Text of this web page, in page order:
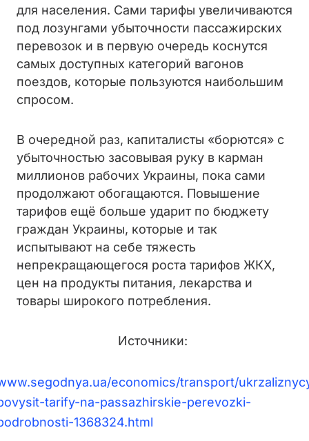
для населения. Сами тарифы увеличиваются
под лозунгами убыточности пассажирских
перевозок и в первую очередь коснутся
самых доступных категорий вагонов
поездов, которые пользуются наибольшим
спросом.
В очередной раз, капиталисты «борются» с
убыточностью засовывая руку в карман
миллионов рабочих Украины, пока сами
продолжают обогащаются. Повышение
тарифов ещё больше ударит по бюджету
граждан Украины, которые и так
испытывают на себе тяжесть
непрекращающегося роста тарифов ЖКХ,
цен на продукты питания, лекарства и
товары широкого потребления.
Источники:
economics/transport/
tarify-na-passazhirskie-perevozki-
1368324.html